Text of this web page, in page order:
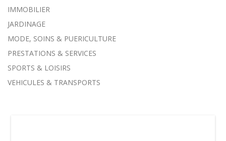
IMMOBILIER
JARDINAGE
MODE, SOINS & PUERICULTURE
PRESTATIONS & SERVICES
SPORTS & LOISIRS
VEHICULES & TRANSPORTS